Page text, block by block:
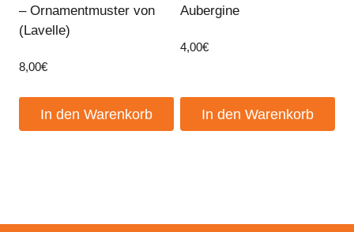
– Ornamentmuster von
(Lavelle)
8,00€
In den Warenkorb
Aubergine
4,00€
In den Warenkorb